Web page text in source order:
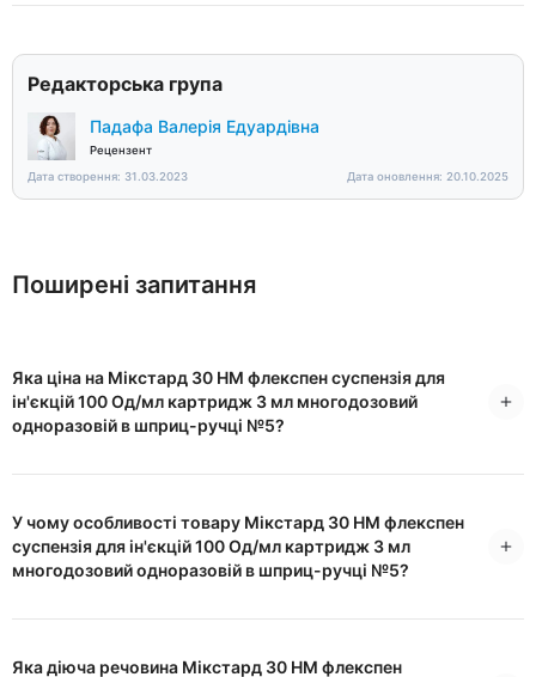
Редакторська група
Падафа Валерія Едуардівна
Рецензент
Дата створення: 31.03.2023
Дата оновлення: 20.10.2025
Поширені запитання
Яка ціна на Мікстард 30 НМ флекспен суспензія для
ін'єкцій 100 Од/мл картридж 3 мл многодозовий
одноразовій в шприц-ручці №5?
У чому особливості товару Мікстард 30 НМ флекспен
суспензія для ін'єкцій 100 Од/мл картридж 3 мл
многодозовий одноразовій в шприц-ручці №5?
Яка діюча речовина Мікстард 30 НМ флекспен